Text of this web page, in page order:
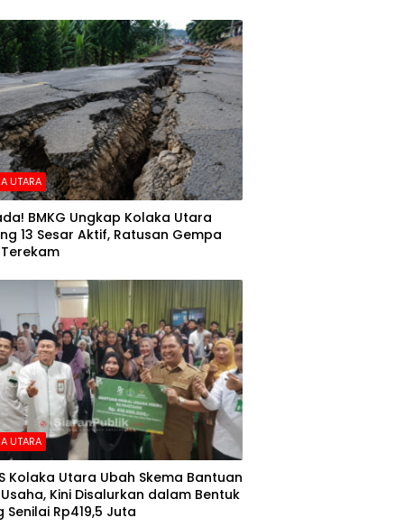
UTARA
BMKG Ungkap Kolaka Utara
13 Sesar Aktif, Ratusan Gempa
UTARA
Kolaka Utara Ubah Skema Bantuan
Kini Disalurkan dalam Bentuk
Senilai Rp419,5 Juta